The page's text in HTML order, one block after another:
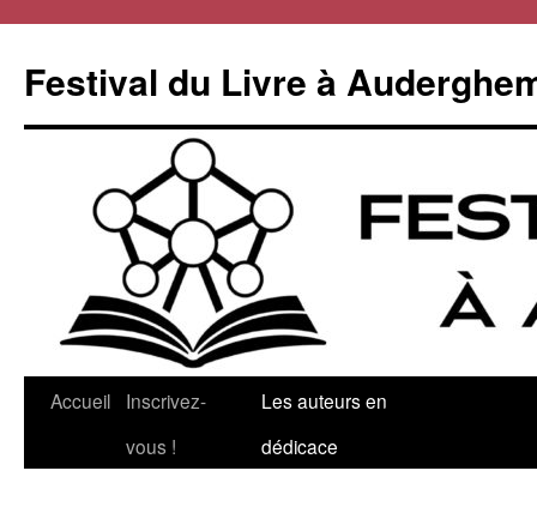
contenu
Festival du Livre à
Accueil
Inscrivez-
vous !
Les auteurs en
dédicace